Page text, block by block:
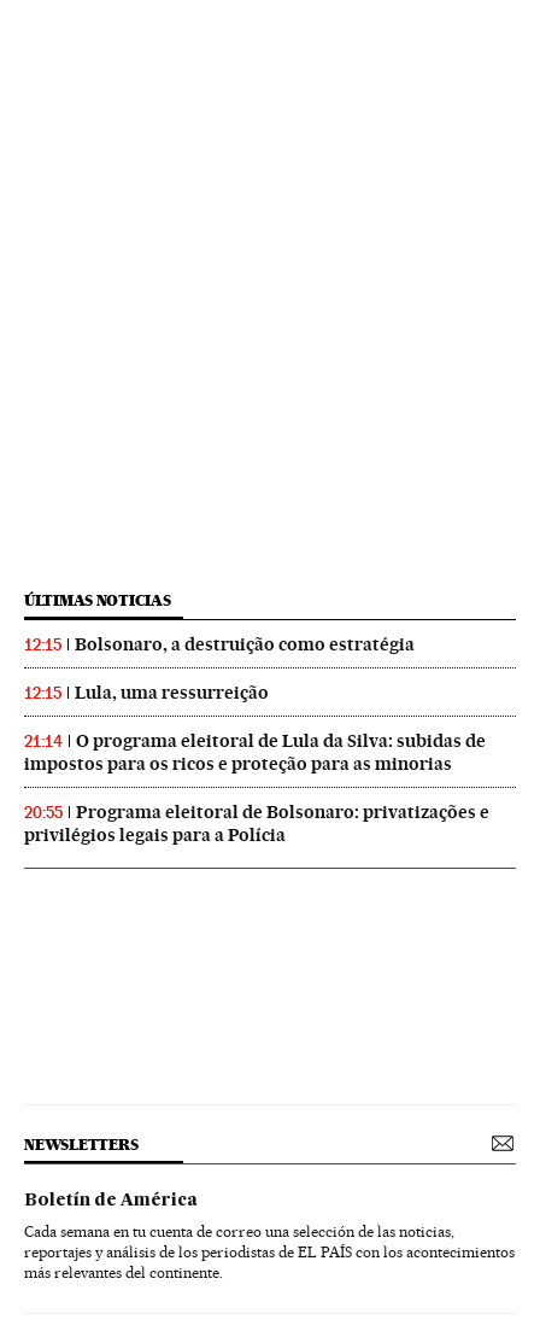
ÚLTIMAS NOTICIAS
12:15 Bolsonaro, a destruição como estratégia
12:15 Lula, uma ressurreição
21:14
O programa eleitoral de Lula da Silva: subidas de
impostos para os ricos e proteção para as minorias
20:55
Programa eleitoral de Bolsonaro: privatizações e
privilégios legais para a Polícia
NEWSLETTERS
Boletín de América
Cada semana en tu cuenta de correo una selección de las noticias,
reportajes y análisis de los periodistas de EL PAÍS con los acontecimientos
más relevantes del continente.